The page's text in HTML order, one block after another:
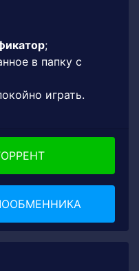
;
в папку с
играть.